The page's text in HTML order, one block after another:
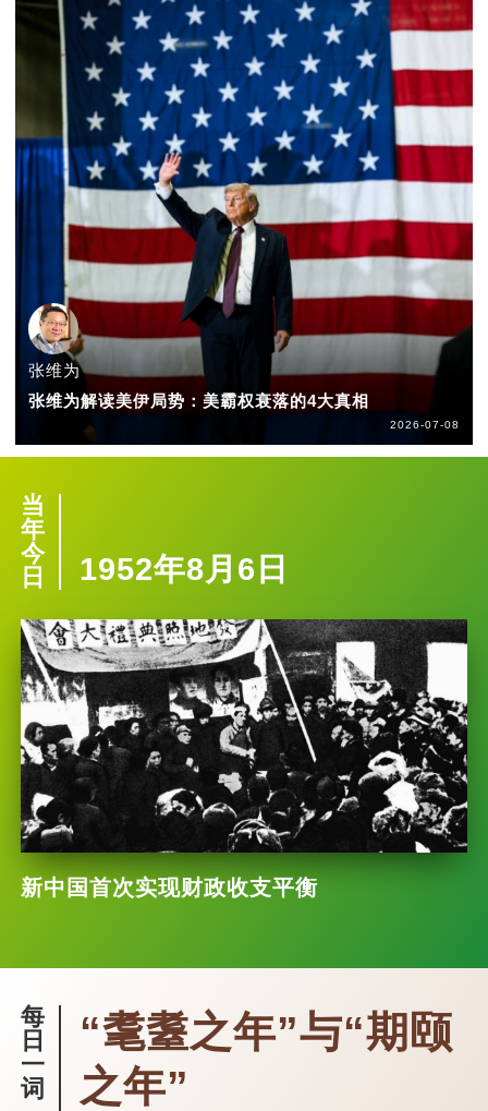
张维为
张维为解读美伊局势：美霸权衰落的4大真相
2026-07-08
当
年
今
日
1952年8月6日
新中国首次实现财政收支平衡
每
日
一
词
“耄耋之年”与“期颐
之年”